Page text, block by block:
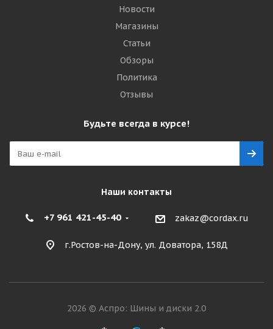
Новости
Магазины
Статьи
Обзоры
Политика
Отзывы
Будьте всегда в курсе!
Наши контакты
+7 961 421-45-40 zakaz@cordax.ru
г.Ростов-на-Дону, ул. Доватора, 158Д
2026 © Аспро: Шины и диски 2.0